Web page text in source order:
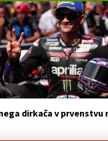
dirkača v prvenstvu